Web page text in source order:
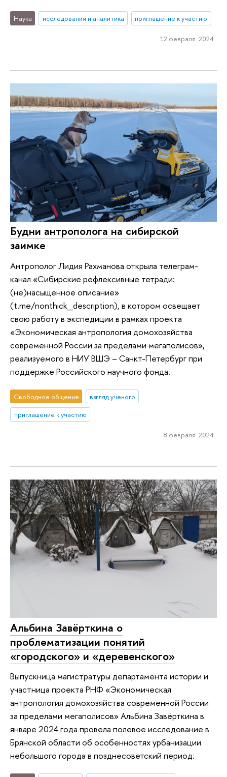
Наука исследования и аналитика приглашение к участию
12 февраля 2024
Будни антрополога на сибирской
заимке
Антрополог Лидия Рахманова открыла телеграм-
канал «Сибирские рефлексивные тетради:
(не)насыщенное описание»
(t.me/nonthick_description), в котором освещает
свою работу в экспедиции в рамках проекта
«Экономическая антропология домохозяйства
современной России за пределами мегаполисов»,
реализуемого в НИУ ВШЭ – Санкт-Петербург при
поддержке Российского научного фонда.
Свободное общение
взгляд ученого
приглашение к участию
8 февраля 2024
Альбина Завёрткина о
проблематизации понятий
«городского» и «деревенского»
Выпускница магистратуры департамента истории и
участница проекта РНФ «Экономическая
антропология домохозяйства современной России
за пределами мегаполисов» Альбина Завёрткина в
январе 2024 года провела полевое исследование в
Брянской области об особенностях урбанизации
небольшого города в позднесоветский период.